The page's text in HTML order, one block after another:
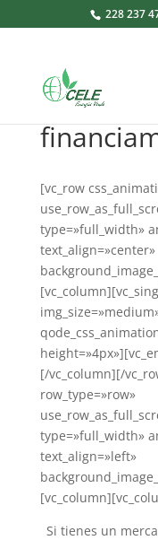
228 237
[vc_row
type=»full_width»
text_align=»center»
[/vc_column][/
row_type=»row»
type=»full_width»
text_align=»left»
Si tienes un